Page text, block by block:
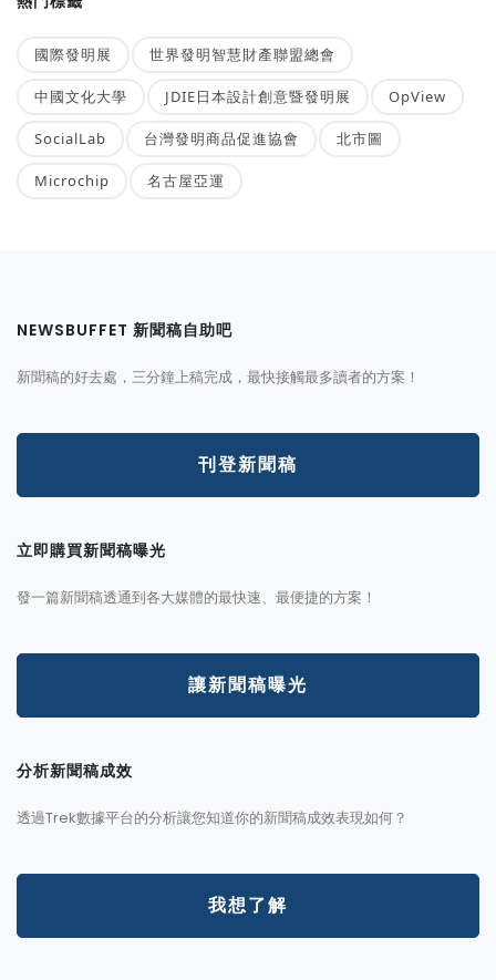
國際發明展 世界發明智慧財產聯盟總會
中國文化大學 JDIE日本設計創意暨發明展 OpView
SocialLab 台灣發明商品促進協會 北市圖
Microchip 名古屋亞運
NEWSBUFFET 新聞稿自助吧
新聞稿的好去處，三分鐘上稿完成，最快接觸最多讀者的方案！
刊登新聞稿
立即購買新聞稿曝光
發一篇新聞稿透通到各大媒體的最快速、最便捷的方案！
讓新聞稿曝光
分析新聞稿成效
透過Trek數據平台的分析讓您知道你的新聞稿成效表現如何？
我想了解